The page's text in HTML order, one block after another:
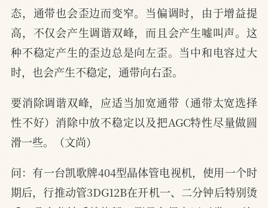
态，通带也会歪边而变窄。当偏调时，由于增益提
高，不仅会产生调谐双峰，而且会产生嘘叫声。这
种不稳定产生的歪边总是向左歪。当中和电容过大
时，也会产生不稳定，通带向右歪。
要消除调谐双峰，应适当加宽通带（通带太宽选择
性不好）消除中放不稳定以及把AGC特性尽量做圆
滑一些。（文尚）
问：有一台凯歌牌404型晶体管电视机，使用一个时
期后，行推动管3DG12B在开机一、二分钟后特别烫